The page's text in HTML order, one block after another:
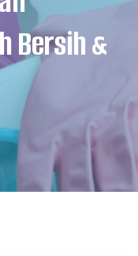
Bersih &